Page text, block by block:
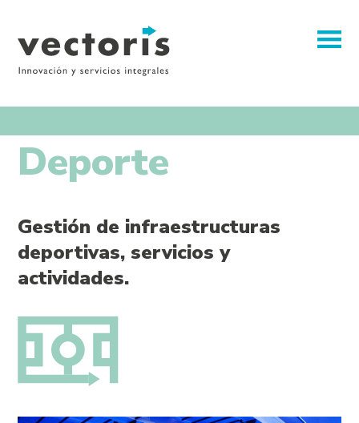
Deporte
Gestión de infraestructuras
deportivas, servicios y
actividades.